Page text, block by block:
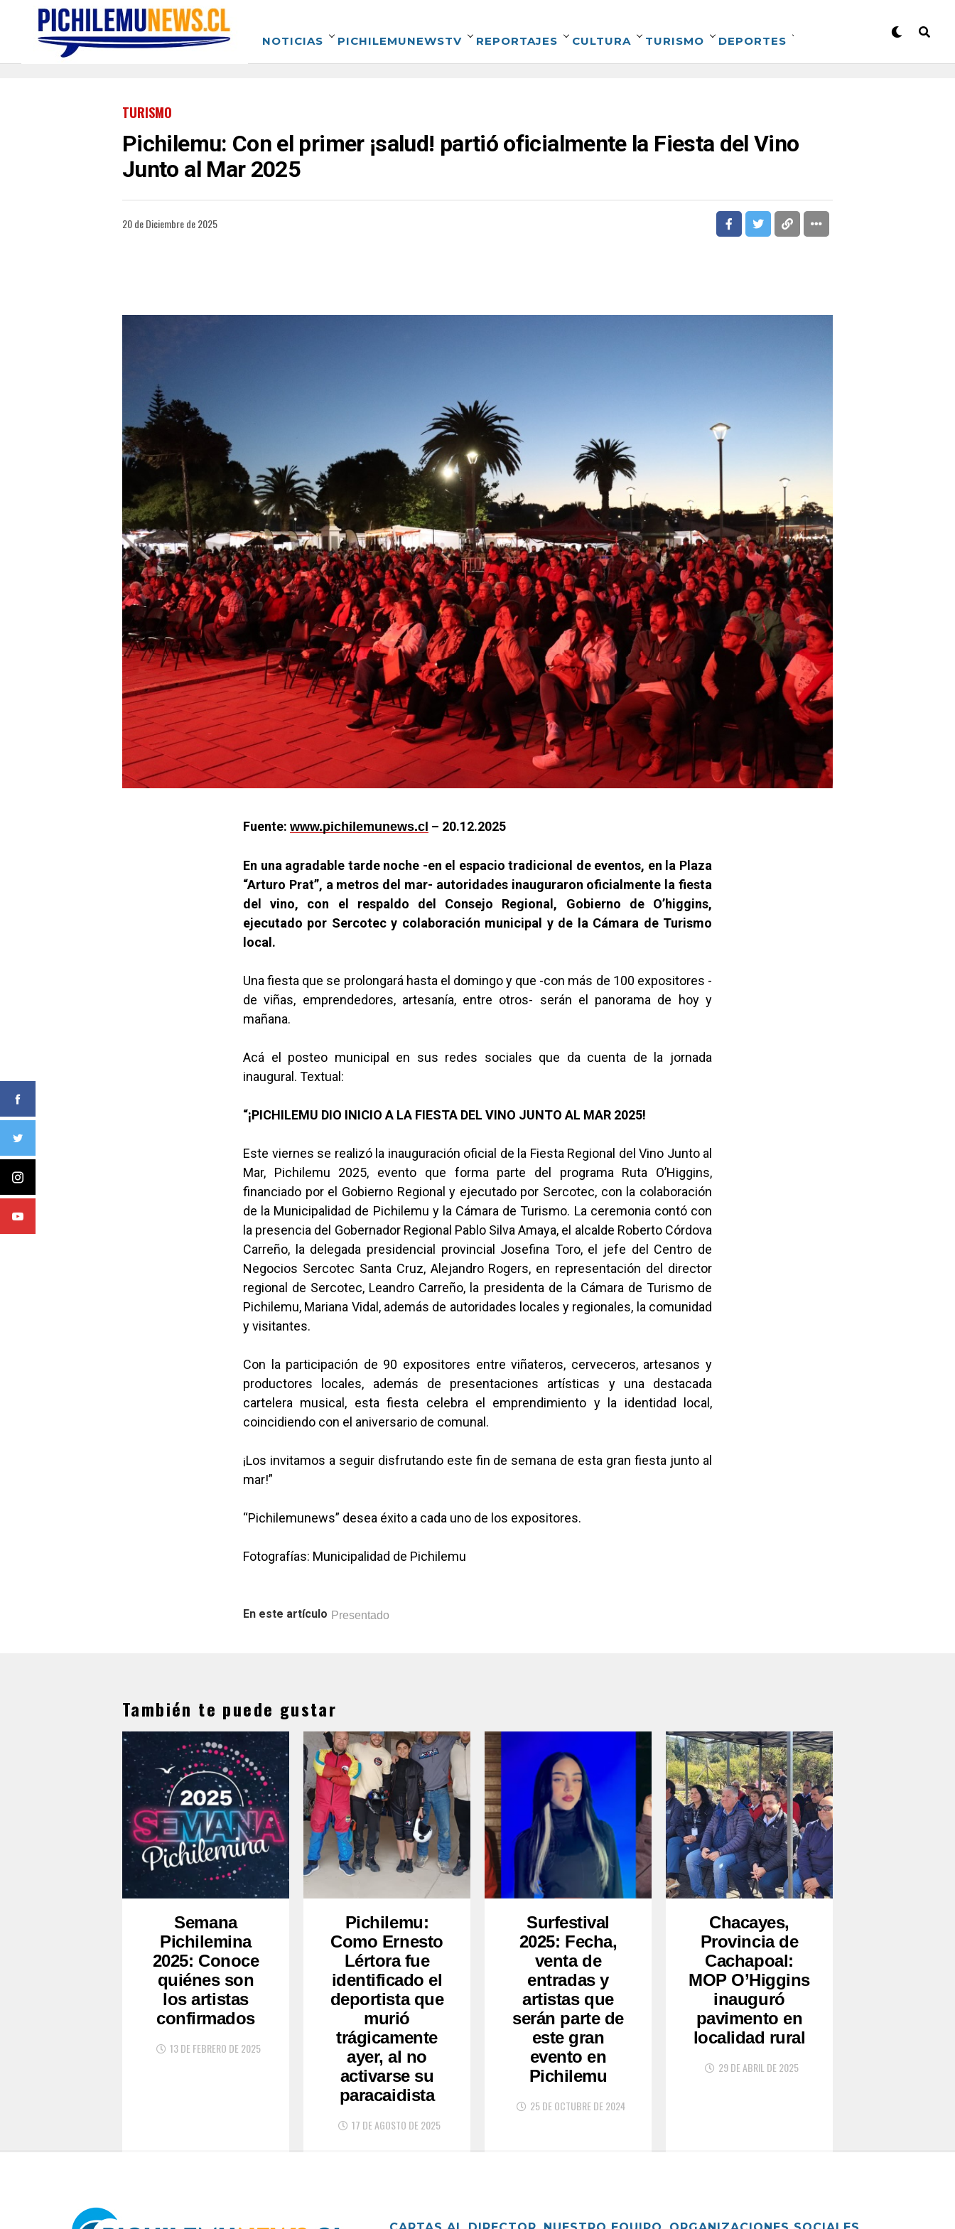
NOTICIAS PICHILEMUNEWSTV REPORTAJES CULTURA TURISMO DEPORTES
TURISMO
Pichilemu: Con el primer ¡salud! partió oficialmente la Fiesta del Vino
Junto al Mar 2025
20 de Diciembre de 2025
Fuente: www.pichilemunews.cl – 20.12.2025
En una agradable tarde noche -en el espacio tradicional de eventos, en la Plaza
“Arturo Prat”, a metros del mar- autoridades inauguraron oficialmente la fiesta
del vino, con el respaldo del Consejo Regional, Gobierno de O’higgins,
ejecutado por Sercotec y colaboración municipal y de la Cámara de Turismo
local.
Una fiesta que se prolongará hasta el domingo y que -con más de 100 expositores -
de viñas, emprendedores, artesanía, entre otros- serán el panorama de hoy y
mañana.
Acá el posteo municipal en sus redes sociales que da cuenta de la jornada
inaugural. Textual:
“¡PICHILEMU DIO INICIO A LA FIESTA DEL VINO JUNTO AL MAR 2025!
Este viernes se realizó la inauguración oficial de la Fiesta Regional del Vino Junto al
Mar, Pichilemu 2025, evento que forma parte del programa Ruta O’Higgins,
financiado por el Gobierno Regional y ejecutado por Sercotec, con la colaboración
de la Municipalidad de Pichilemu y la Cámara de Turismo. La ceremonia contó con
la presencia del Gobernador Regional Pablo Silva Amaya, el alcalde Roberto Córdova
Carreño, la delegada presidencial provincial Josefina Toro, el jefe del Centro de
Negocios Sercotec Santa Cruz, Alejandro Rogers, en representación del director
regional de Sercotec, Leandro Carreño, la presidenta de la Cámara de Turismo de
Pichilemu, Mariana Vidal, además de autoridades locales y regionales, la comunidad
y visitantes.
Con la participación de 90 expositores entre viñateros, cerveceros, artesanos y
productores locales, además de presentaciones artísticas y una destacada
cartelera musical, esta fiesta celebra el emprendimiento y la identidad local,
coincidiendo con el aniversario de comunal.
¡Los invitamos a seguir disfrutando este fin de semana de esta gran fiesta junto al
mar!”
“Pichilemunews” desea éxito a cada uno de los expositores.
Fotografías: Municipalidad de Pichilemu
En este artículo Presentado
También te puede gustar
Semana
Pichilemina
2025: Conoce
quiénes son
los artistas
confirmados
13 DE FEBRERO DE 2025
Pichilemu:
Como Ernesto
Lértora fue
identificado el
deportista que
murió
trágicamente
ayer, al no
activarse su
paracaidista
17 DE AGOSTO DE 2025
Surfestival
2025: Fecha,
venta de
entradas y
artistas que
serán parte de
este gran
evento en
Pichilemu
25 DE OCTUBRE DE 2024
Chacayes,
Provincia de
Cachapoal:
MOP O’Higgins
inauguró
pavimento en
localidad rural
29 DE ABRIL DE 2025